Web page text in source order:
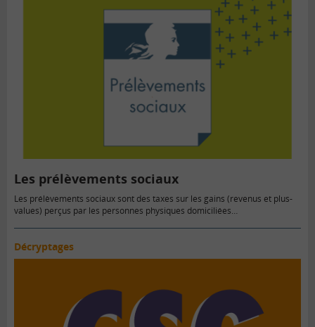
Les prélèvements sociaux
Les prélèvements sociaux sont des taxes sur les gains (revenus et plus-
values) perçus par les personnes physiques domiciliées…
Décryptages